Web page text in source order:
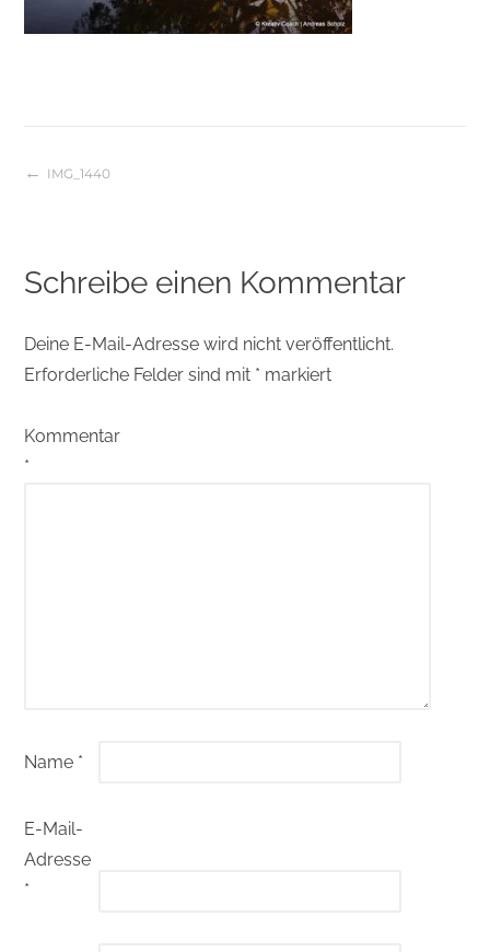
Beitragsnavigation
IMG_1440
Schreibe einen Kommentar
Deine E-Mail-Adresse wird nicht veröffentlicht.
Erforderliche Felder sind mit * markiert
Kommentar
*
Name *
E-Mail-
Adresse
*